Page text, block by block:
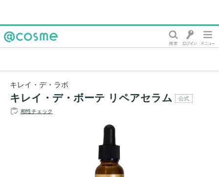
キレイ・デ・ラボ
キレイ・デ・ボーテ リペアセラム 公式
相性チェック